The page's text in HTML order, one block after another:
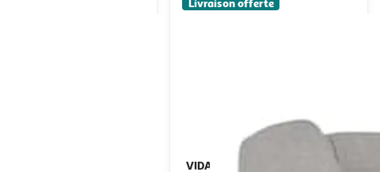
Livraison offerte
VIDAXL